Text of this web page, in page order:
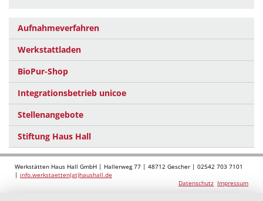
Aufnahmeverfahren
Werkstattladen
BioPur-Shop
Integrationsbetrieb unicoe
Stellenangebote
Stiftung Haus Hall
Werkstätten Haus Hall GmbH | Hallerweg 77 | 48712 Gescher | 02542 703 7101
| info.werkstaetten(at)haushall.de
Datenschutz Impressum